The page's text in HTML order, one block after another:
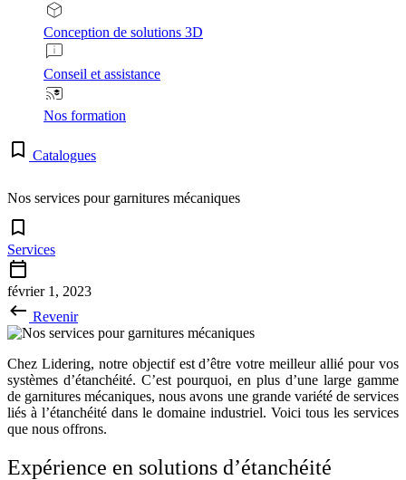
Conception de solutions 3D
Conseil et assistance
Nos formation
Catalogues
Nos services pour garnitures mécaniques
Services
février 1, 2023
Revenir
Chez Lidering, notre objectif est d’être votre meilleur allié pour vos
systèmes d’étanchéité. C’est pourquoi, en plus d’une large gamme
de garnitures mécaniques, nous avons une grande variété de services
liés à l’étanchéité dans le domaine industriel. Voici tous les services
que nous offrons.
Expérience en solutions d’étanchéité